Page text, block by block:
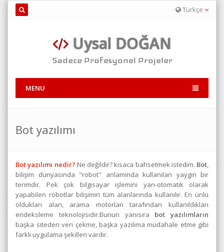
Türkçe
Uysal DOĞAN
Sadece Profesyonel Projeler
MENU
Bot yazılımı
Bot yazılımı nedir? Ne değildir? kısaca bahsetmek istedim. Bot,
bilişim dünyasında "robot" anlamında kullanılan yaygın bir
terimdir. Pek çok bilgisayar işlemini yarı-otomatik olarak
yapabilen robotlar bilişimin tüm alanlarında kullanılır. En ünlü
oldukları alan, arama motorları tarafından kullanıldıkları
endeksleme teknolojisidir.Bunun yanısıra bot yazılımların
başka siteden veri çekme, başka yazılıma müdahale etme gibi
farklı uygulama şekilleri vardır.